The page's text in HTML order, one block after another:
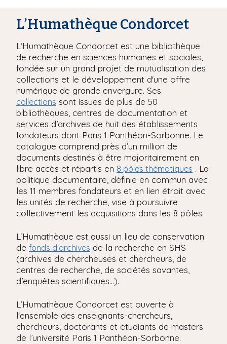
L’Humathèque Condorcet
L’Humathèque Condorcet est une bibliothèque
de recherche en sciences humaines et sociales,
fondée sur un grand projet de mutualisation des
collections et le développement d'une offre
numérique de grande envergure. Ses
collections sont issues de plus de 50
bibliothèques, centres de documentation et
services d’archives de huit des établissements
fondateurs dont Paris 1 Panthéon-Sorbonne. Le
catalogue comprend près d’un million de
documents destinés à être majoritairement en
libre accès et répartis en 8 pôles thématiques . La
politique documentaire, définie en commun avec
les 11 membres fondateurs et en lien étroit avec
les unités de recherche, vise à poursuivre
collectivement les acquisitions dans les 8 pôles.
L’Humathèque est aussi un lieu de conservation
de fonds d'archives de la recherche en SHS
(archives de chercheuses et chercheurs, de
centres de recherche, de sociétés savantes,
d’enquêtes scientifiques…).
L’Humathèque Condorcet est ouverte à
l'ensemble des enseignants-chercheurs,
chercheurs, doctorants et étudiants de masters
de l’université Paris 1 Panthéon-Sorbonne.